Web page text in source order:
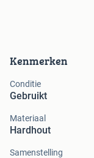
Kenmerken
Conditie
Gebruikt
Materiaal
Hardhout
Samenstelling